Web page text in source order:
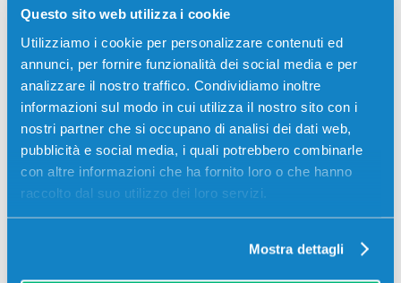
Questo sito web utilizza i cookie
Utilizziamo i cookie per personalizzare contenuti ed
annunci, per fornire funzionalità dei social media e per
analizzare il nostro traffico. Condividiamo inoltre
informazioni sul modo in cui utilizza il nostro sito con i
nostri partner che si occupano di analisi dei dati web,
pubblicità e social media, i quali potrebbero combinarle
con altre informazioni che ha fornito loro o che hanno
raccolto dal suo utilizzo dei loro servizi.
Mostra dettagli
Stampanti compatibili
550